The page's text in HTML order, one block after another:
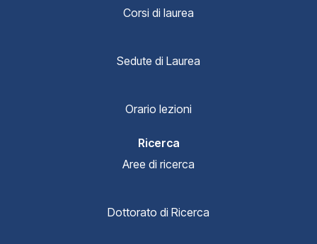
Corsi di laurea
Sedute di Laurea
Orario lezioni
Ricerca
Aree di ricerca
Dottorato di Ricerca